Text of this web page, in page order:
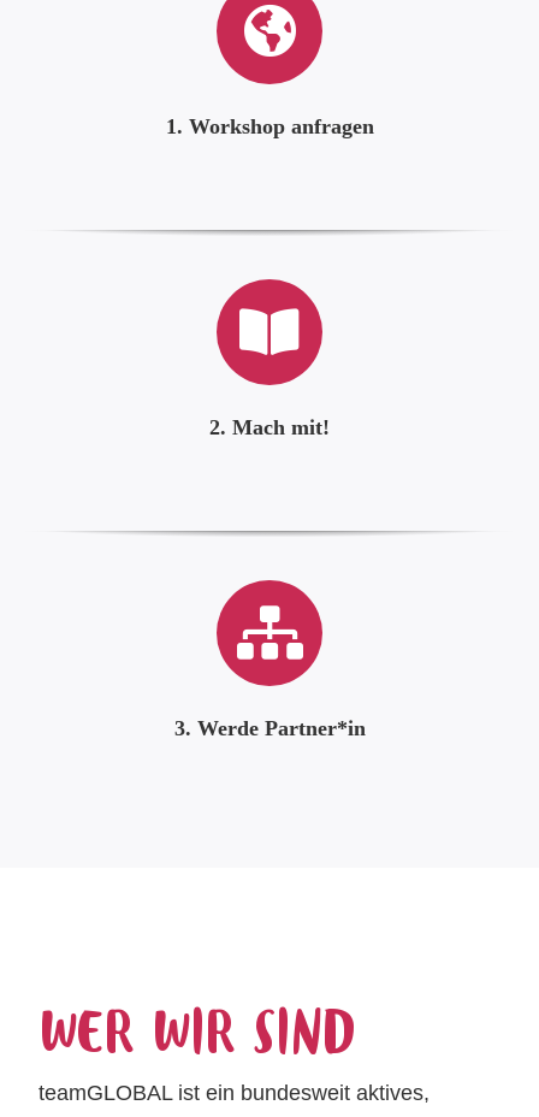
1. Workshop anfragen
2. Mach mit!
3. Werde Partner*in
WER WIR SIND
teamGLOBAL ist ein bundesweit aktives,